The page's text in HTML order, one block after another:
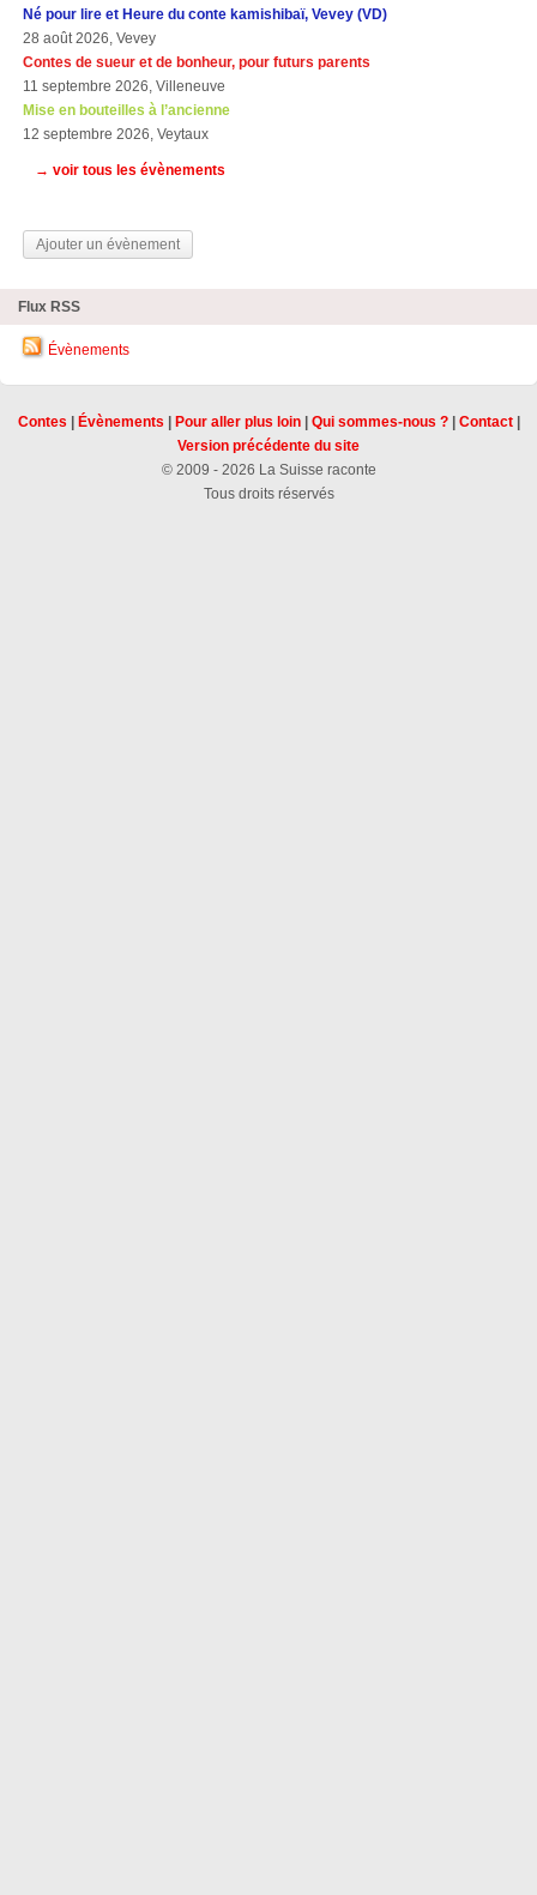
Né pour lire et Heure du conte kamishibaï, Vevey (VD)
28 août 2026, Vevey
Contes de sueur et de bonheur, pour futurs parents
11 septembre 2026, Villeneuve
Mise en bouteilles à l’ancienne
12 septembre 2026, Veytaux
→ voir tous les évènements
Ajouter un évènement
Flux RSS
Évènements
Contes Évènements Pour aller plus loin| Qui sommes-nous ?| Contact|
Version précédente du site
© 2009 - 2026 La Suisse raconte
Tous droits réservés